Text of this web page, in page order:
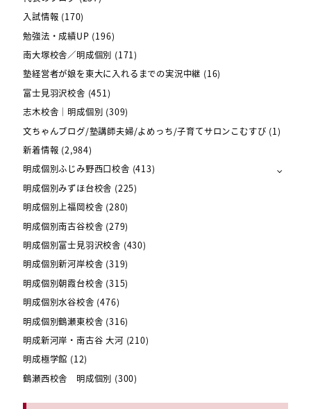
入試情報 (170)
勉強法・成績UP (196)
南大塚校舎／明成個別 (171)
塾経営者が娘を東大に入れるまでの実況中継 (16)
富士見羽沢校舎 (451)
志木校舎｜明成個別 (309)
文ちゃんブログ/塾講師夫婦/よめっち/子育てサロンこむすび (1)
新着情報 (2,984)
明成個別ふじみ野西口校舎 (413)
明成個別みずほ台校舎 (225)
明成個別上福岡校舎 (280)
明成個別南古谷校舎 (279)
明成個別富士見羽沢校舎 (430)
明成個別新河岸校舎 (319)
明成個別朝霞台校舎 (315)
明成個別水谷校舎 (476)
明成個別鶴瀬東校舎 (316)
明成新河岸・南古谷 大河 (210)
明成極学館 (12)
鶴瀬西校舎 明成個別 (300)